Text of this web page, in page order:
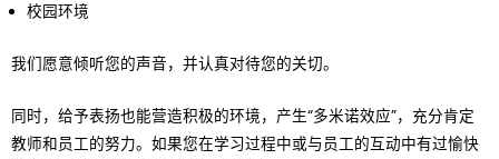
校园环境
我们愿意倾听您的声音，并认真对待您的关切。
同时，给予表扬也能营造积极的环境，产生“多米诺效应”，充分肯定
教师和员工的努力。如果您在学习过程中或与员工的互动中有过愉快